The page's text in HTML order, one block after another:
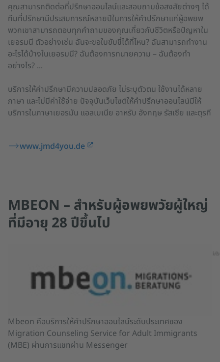
คุณสามารถติดต่อที่ปรึกษาออนไลน์และสอบถามข้อสงสัยต่างๆ ได้
ทีมที่ปรึกษามีประสบการณ์หลายปีในการให้คำปรึกษาแก่ผู้อพยพ
พวกเขาสามารถตอบทุกคำถามของคุณเกี่ยวกับชีวิตหรือปัญหาใน
เยอรมนี ตัวอย่างเช่น ฉันจะขอใบขับขี่ได้ที่ไหน? ฉันสามารถทำงาน
อะไรได้บ้างในเยอรมนี? ฉันต้องการทนายความ – ฉันต้องทำ
อย่างไร? ...
บริการให้คำปรึกษามีความปลอดภัย ไม่ระบุตัวตน ใช้งานได้หลาย
ภาษา และไม่มีค่าใช้จ่าย ปัจจุบันเว็บไซต์ให้คำปรึกษาออนไลน์มีให้
บริการในภาษาเยอรมัน แอลเบเนีย อาหรับ อังกฤษ รัสเซีย และตุรกี
www.jmd4you.de
MBEON – สำหรับผู้อพยพวัยผู้ใหญ่
ที่มีอายุ 28 ปีขึ้นไป
Mbeon คือบริการให้คำปรึกษาออนไลน์ระดับประเทศของ
Migration Counseling Service for Adult Immigrants
(MBE) ผ่านการแชทผ่าน Messenger